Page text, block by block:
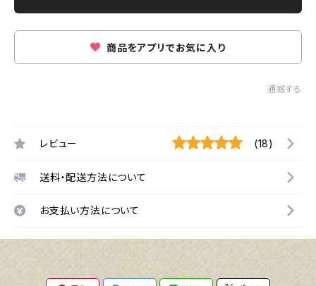
商品をアプリでお気に入り
通報する
レビュー (18)
送料・配送方法について
お支払い方法について